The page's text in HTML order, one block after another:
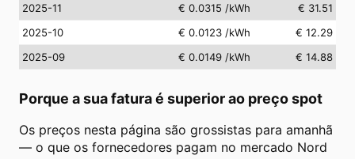
2025-11
€ 0.0315 /kWh
€ 31.51
2025-10
€ 0.0123 /kWh
€ 12.29
2025-09
€ 0.0149 /kWh € 14.88
Porque a sua fatura é superior ao preço spot
Os preços nesta página são grossistas para amanhã
— o que os fornecedores pagam no mercado Nord